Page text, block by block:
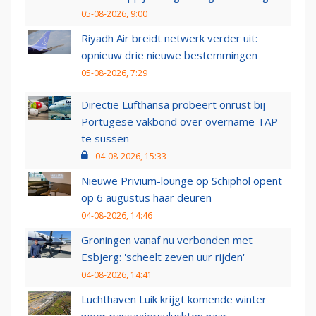
05-08-2026, 9:00
Riyadh Air breidt netwerk verder uit:
opnieuw drie nieuwe bestemmingen
05-08-2026, 7:29
Directie Lufthansa probeert onrust bij
Portugese vakbond over overname TAP
te sussen
04-08-2026, 15:33
Nieuwe Privium-lounge op Schiphol opent
op 6 augustus haar deuren
04-08-2026, 14:46
Groningen vanaf nu verbonden met
Esbjerg: 'scheelt zeven uur rijden'
04-08-2026, 14:41
Luchthaven Luik krijgt komende winter